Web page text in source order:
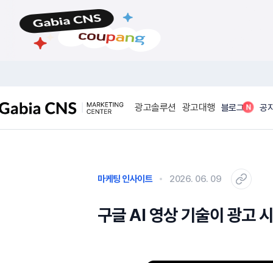
광고솔루션 광고대행 블로그 N 공
마케팅 인사이트 2026. 06. 09
구글 AI 영상 기술이 광고